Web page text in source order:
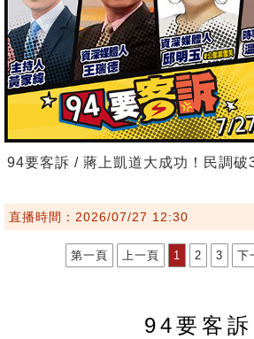
94要客訴 / 蔣上凱道大成功！民調破
直播時間：2026/07/27 12:30
第一頁 上一頁 1 2 3 下
94要客訴